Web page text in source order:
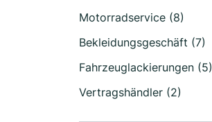
Motorradservice (8)
Bekleidungsgeschäft (7)
Fahrzeuglackierungen (5)
Vertragshändler (2)